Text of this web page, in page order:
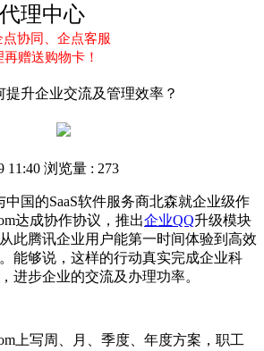
理中心
协同、企点客服
赠送购物卡！
升企业交流及管理效率？
11:40 浏览量 : 273
中国的SaaS软件服务商北森就企业级作
达成协作协议，推出企业QQ升级模块
腾讯企业用户能第一时间体验到高效
能够说，这样的行动真实完成企业科
进步企业的交流及办理功率。
上写周、月、季度、年度方案，职工